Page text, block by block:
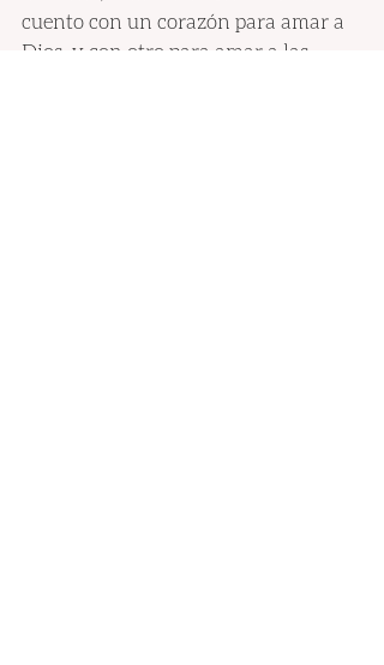
cuento con un corazón para amar a
Dios, y con otro para amar a las